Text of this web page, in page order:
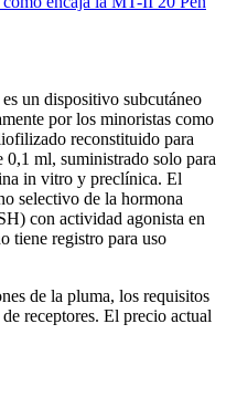
un dispositivo subcutáneo
por los minoristas como
reconstituido para
ml, suministrado solo para
in vitro y preclínica. El
selectivo de la hormona
con actividad agonista en
registro para uso
de la pluma, los requisitos
receptores. El precio actual